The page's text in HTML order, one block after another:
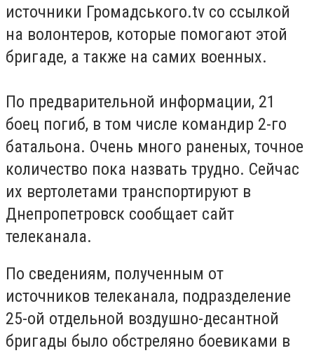
источники Громадського.tv со ссылкой
на волонтеров, которые помогают этой
бригаде, а также на самих военных.
По предварительной информации, 21
боец погиб, в том числе командир 2-го
батальона. Очень много раненых, точное
количество пока назвать трудно. Сейчас
их вертолетами транспортируют в
Днепропетровск сообщает сайт
телеканала.
По сведениям, полученным от
источников телеканала, подразделение
25-ой отдельной воздушно-десантной
бригады было обстреляно боевиками в